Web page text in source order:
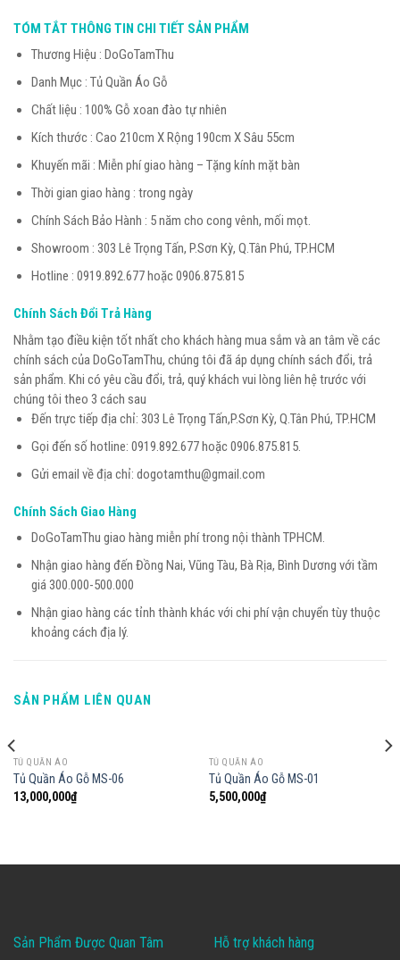
TÓM TẮT THÔNG TIN CHI TIẾT SẢN PHẨM
Thương Hiệu : DoGoTamThu
Danh Mục : Tủ Quần Áo Gỗ
Chất liệu : 100% Gỗ xoan đào tự nhiên
Kích thước : Cao 210cm X Rộng 190cm X Sâu 55cm
Khuyến mãi : Miễn phí giao hàng – Tặng kính mặt bàn
Thời gian giao hàng : trong ngày
Chính Sách Bảo Hành : 5 năm cho cong vênh, mối mọt.
Showroom : 303 Lê Trọng Tấn, P.Sơn Kỳ, Q.Tân Phú, TP.HCM
Hotline : 0919.892.677 hoặc 0906.875.815
Chính Sách Đổi Trả Hàng
Nhằm tạo điều kiện tốt nhất cho khách hàng mua sắm và an tâm về các
chính sách của DoGoTamThu, chúng tôi đã áp dụng chính sách đổi, trả
sản phẩm. Khi có yêu cầu đổi, trả, quý khách vui lòng liên hệ trước với
chúng tôi theo 3 cách sau
Đến trực tiếp địa chỉ: 303 Lê Trọng Tấn,P.Sơn Kỳ, Q.Tân Phú, TP.HCM
Gọi đến số hotline: 0919.892.677 hoặc 0906.875.815.
Gửi email về địa chỉ: dogotamthu@gmail.com
Chính Sách Giao Hàng
DoGoTamThu giao hàng miễn phí trong nội thành TPHCM.
Nhận giao hàng đến Đồng Nai, Vũng Tàu, Bà Rịa, Bình Dương với tầm
giá 300.000-500.000
Nhận giao hàng các tỉnh thành khác với chi phí vận chuyển tùy thuộc
khoảng cách địa lý.
SẢN PHẨM LIÊN QUAN
TỦ QUẦN ÁO
Tủ Quần Áo Gỗ MS-06
13,000,000₫
TỦ QUẦN ÁO
Tủ Quần Áo Gỗ MS-01
5,500,000₫
Sản Phẩm Được Quan Tâm Hỗ trợ khách hàng